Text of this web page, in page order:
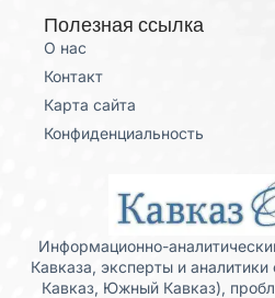
Полезная ссылка
О нас
Контакт
Карта сайта
Конфиденциальность
Информационно-
Кавказа, эксперты и
Кавказ, Южный Кавказ),